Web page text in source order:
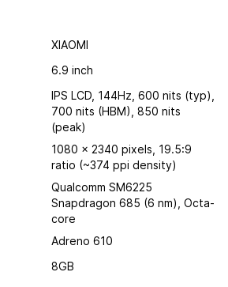
XIAOMI
6.9 inch
IPS LCD, 144Hz, 600 nits (typ),
700 nits (HBM), 850 nits
(peak)
1080 x 2340 pixels, 19.5:9
ratio (~374 ppi density)
Qualcomm SM6225
Snapdragon 685 (6 nm), Octa-
core
Adreno 610
8GB